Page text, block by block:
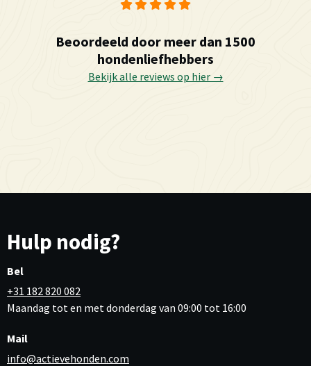
Beoordeeld door meer dan 1500
hondenliefhebbers
Bekijk alle reviews op hier →
Hulp nodig?
Bel
+31 182 820 082
Maandag tot en met donderdag van 09:00 tot 16:00
Mail
info@actievehonden.com